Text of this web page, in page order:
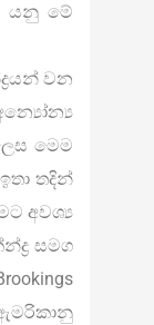
යනු මේ
වන
මෙම
තදින්
අවශ්‍ය
සමග